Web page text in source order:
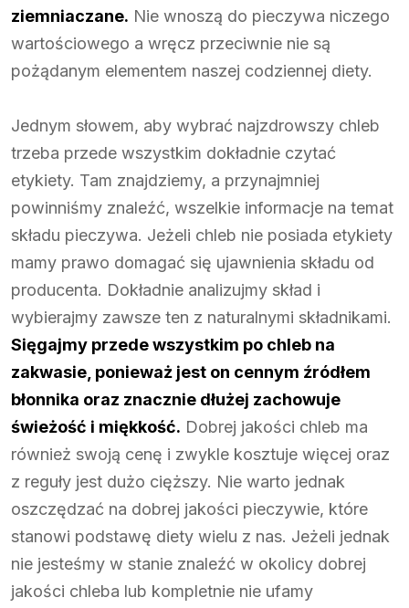
ziemniaczane. Nie wnoszą do pieczywa niczego
wartościowego a wręcz przeciwnie nie są
pożądanym elementem naszej codziennej diety.
Jednym słowem, aby wybrać najzdrowszy chleb
trzeba przede wszystkim dokładnie czytać
etykiety. Tam znajdziemy, a przynajmniej
powinniśmy znaleźć, wszelkie informacje na temat
składu pieczywa. Jeżeli chleb nie posiada etykiety
mamy prawo domagać się ujawnienia składu od
producenta. Dokładnie analizujmy skład i
wybierajmy zawsze ten z naturalnymi składnikami.
Sięgajmy przede wszystkim po chleb na
zakwasie, ponieważ jest on cennym źródłem
błonnika oraz znacznie dłużej zachowuje
świeżość i miękkość. Dobrej jakości chleb ma
również swoją cenę i zwykle kosztuje więcej oraz
z reguły jest dużo cięższy. Nie warto jednak
oszczędzać na dobrej jakości pieczywie, które
stanowi podstawę diety wielu z nas. Jeżeli jednak
nie jesteśmy w stanie znaleźć w okolicy dobrej
jakości chleba lub kompletnie nie ufamy